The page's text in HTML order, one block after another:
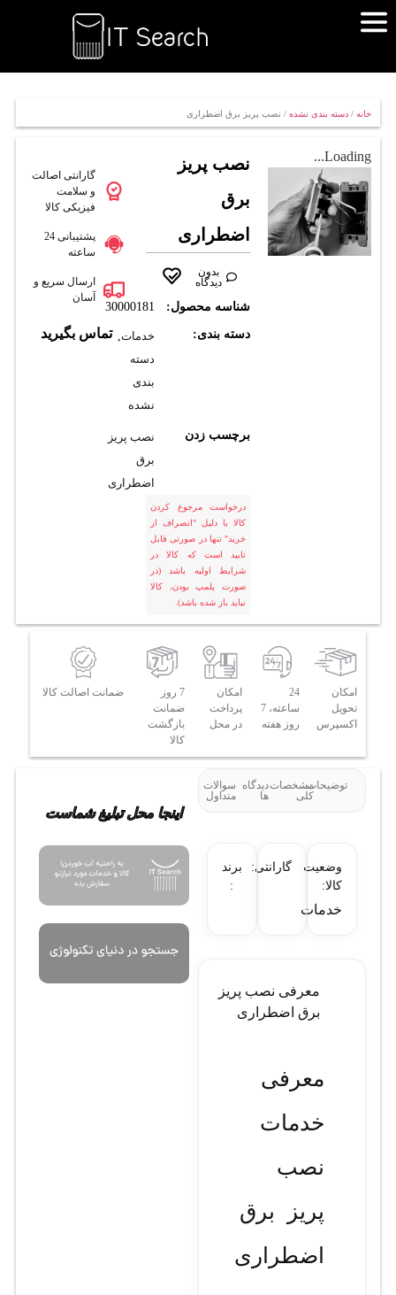
خانه/ دسته بندی نشده/ نصب پریز برق اضطراری
Loading...
نصب پریز
برق
اضطراری
بدون
دیدگاه
شناسه محصول: 30000181
دسته بندی: خدمات,
دسته
بندی
نشده
برچسب زدن
نصب پریز
برق
اضطراری
درخواست مرجوع کردن
کالا با دلیل "انصراف از
خرید" تنها در صورتی قابل
تایید است که کالا در
شرایط اولیه باشد (در
صورت پلمپ بودن، کالا
نباید باز شده باشد).
گارانتی اصالت
و سلامت
فیزیکی کالا
پشتیبانی 24
ساعته
ارسال سریع و
آسان
تماس بگیرید
امکان
تحویل
اکسپرس
24
ساعته، 7
روز هفته
امکان
پرداخت
در محل
7 روز
ضمانت
بازگشت
کالا
ضمانت اصالت کالا
توضیحاتمشخصات
کلی
دیدگاه
ها
سوالات
متداول
وضعیت
کالا:
خدمات
گارانتی:
برند
:
معرفی نصب پریز
برق اضطراری
معرفی
خدمات
نصب
پریز برق
اضطراری
اینجا محل تبلیغ شماست